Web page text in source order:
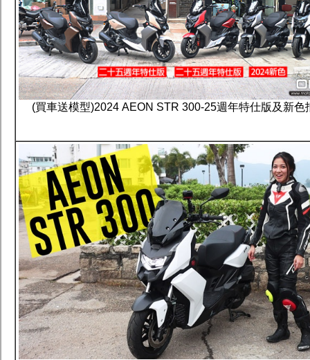
(買車送模型)2024 AEON STR 300-25週年特仕版及新色